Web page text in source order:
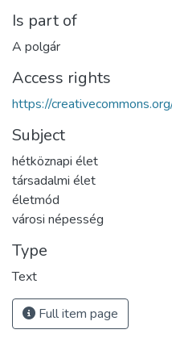
Is part of
A polgár
Access rights
https://
Subject
hétköznapi élet
társadalmi élet
életmód
városi népesség
Type
Text
Full item page